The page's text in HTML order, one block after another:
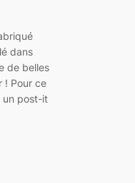
dans
de belles
! Pour ce
un post-it